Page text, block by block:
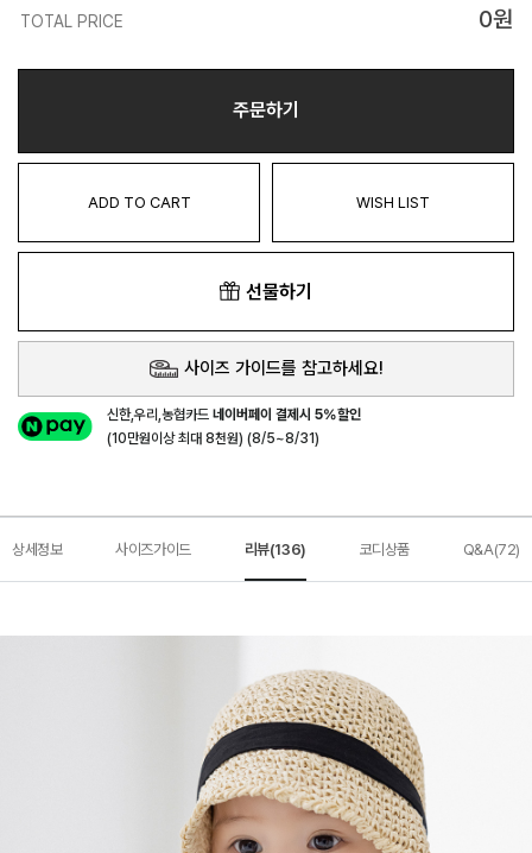
TOTAL PRICE 0원
주문하기
ADD TO CART WISH LIST
선물하기
사이즈 가이드를 참고하세요!
신한,우리,농협카드네이버페이 결제시 5%할인
(10만원이상 최대 8천원) (8/5~8/31)
상세정보 사이즈가이드 리뷰(136) 코디상품 Q&A(72)